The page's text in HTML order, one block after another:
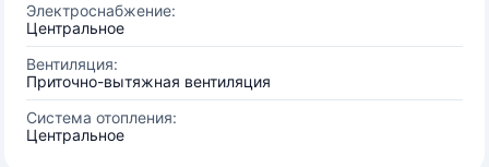
Электроснабжение:
Центральное
Вентиляция:
Приточно-вытяжная вентиляция
Система отопления:
Центральное